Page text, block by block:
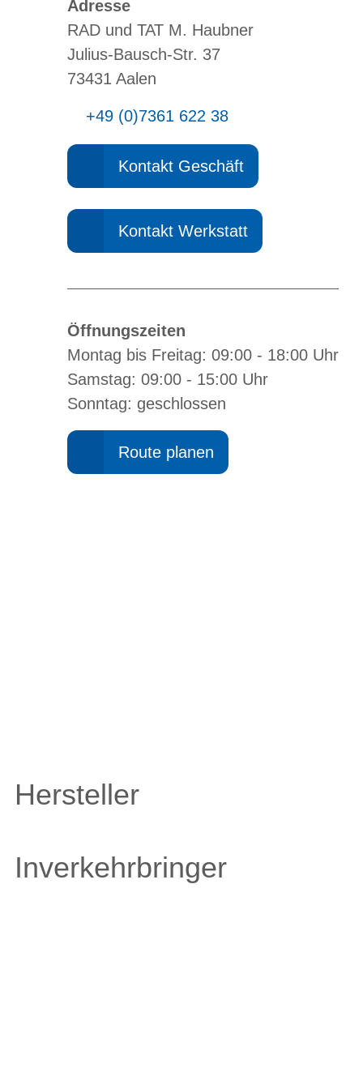
Adresse
RAD und TAT M. Haubner
Julius-Bausch-Str. 37
73431 Aalen
+49 (0)7361 622 38
Kontakt Geschäft
Kontakt Werkstatt
Öffnungszeiten
Montag bis Freitag: 09:00 - 18:00 Uhr
Samstag: 09:00 - 15:00 Uhr
Sonntag: geschlossen
Route planen
Hersteller
Inverkehrbringer